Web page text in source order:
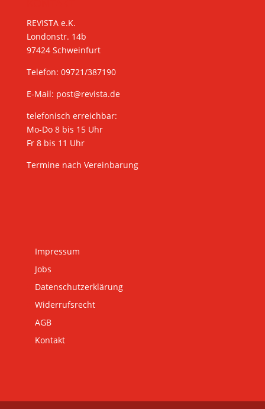
REVISTA e.K.
Londonstr. 14b
97424 Schweinfurt
Telefon: 09721/387190
E-Mail: post@revista.de
telefonisch erreichbar:
Mo-Do 8 bis 15 Uhr
Fr 8 bis 11 Uhr
Termine nach Vereinbarung
Impressum
Jobs
Datenschutzerklärung
Widerrufsrecht
AGB
Kontakt